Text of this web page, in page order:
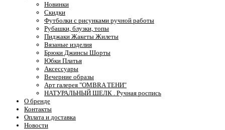
Новинки
Скидки
Футболки с рисунками ручной работы
Рубашки, блузки, топы
Пиджаки Жакеты Жилеты
Вязаные изделия
Брюки Джинсы Шорты
Юбки Платья
Аксессуары
Вечерние образы
Арт галерея "OMBRA ТЕНИ"
НАТУРАЛЬНЫЙ ШЕЛК . Ручная роспись
О бренде
Контакты
Оплата и доставка
Новости